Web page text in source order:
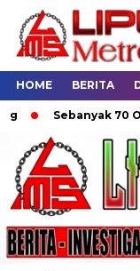
HOME BERITA
Sebanyak 70 Orang